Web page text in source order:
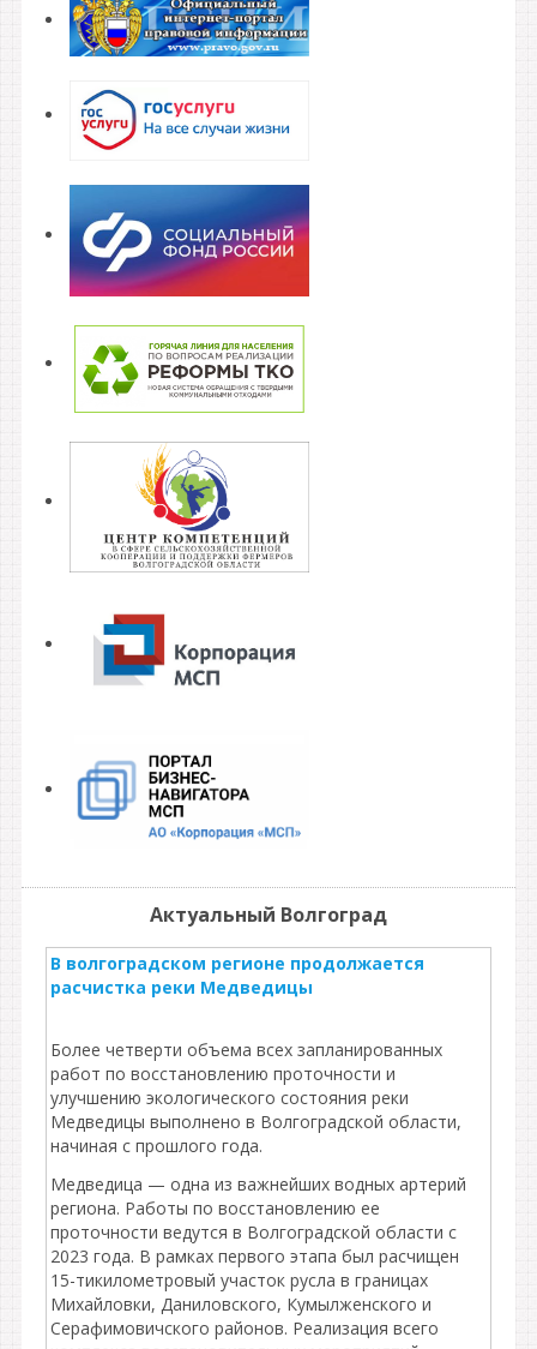
Актуальный Волгоград
В волгоградском регионе продолжается
расчистка реки Медведицы
Более четверти объема всех запланированных
работ по восстановлению проточности и
улучшению экологического состояния реки
Медведицы выполнено в Волгоградской области,
начиная с прошлого года.
Медведица — одна из важнейших водных артерий
региона. Работы по восстановлению ее
проточности ведутся в Волгоградской области с
2023 года. В рамках первого этапа был расчищен
15-тикилометровый участок русла в границах
Михайловки, Даниловского, Кумылженского и
Серафимовичского районов. Реализация всего